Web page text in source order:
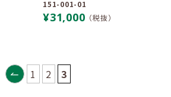
151-001-01
¥31,000 （税抜）
1 2 3